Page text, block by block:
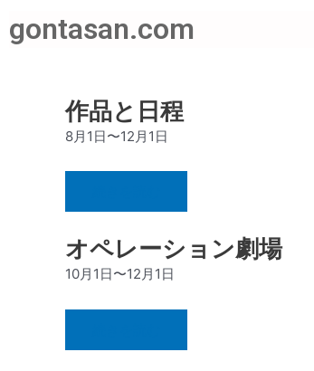
容gontasan.com
スウェーデン北
作品と日程
8月1日〜12月1日
オペレーション劇場
10月1日〜12月1日